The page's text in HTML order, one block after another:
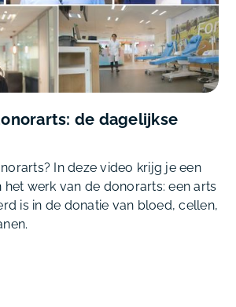
de dagelijkse
In deze video krijg je een
werk van de donorarts: een arts
is in de donatie van bloed, cellen,